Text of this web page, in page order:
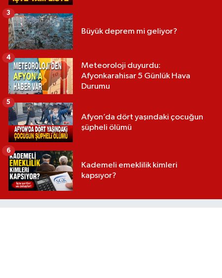
Büyük deprem mi geliyor?
3
Meteoroloji duyurdu:
Afyonkarahisar 5 Günlük Hava
Durumu
4
Afyon’da dört yaşındaki çocuğun
şüpheli ölümü
5
Kademeli emeklilik kimleri
kapsıyor?
6